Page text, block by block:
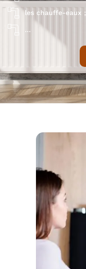
les chauffe-eaux ;
…